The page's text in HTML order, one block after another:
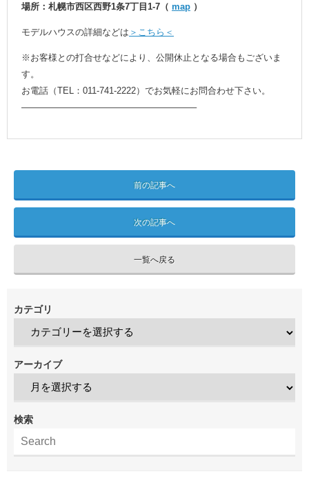
場所：札幌市西区西野1条7丁目1-7（ map ）
モデルハウスの詳細などは ＞こちら＜
※お客様との打合せなどにより、公開休止となる場合もございま
す。
お電話（TEL：011-741-2222）でお気軽にお問合わせ下さい。
———————————————————–
前の記事へ
次の記事へ
一覧へ戻る
カテゴリ
アーカイブ
検索